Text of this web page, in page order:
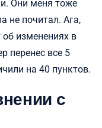
Они меня тоже
не почитал. Ага,
изменениях в
перенес все 5
на 40 пунктов.
с